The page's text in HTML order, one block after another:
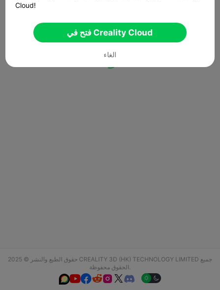
حقوق الطبع والنشر © 2025 CREALITY 3D (HK) TECHNOLOGY LIMITED جميع
الحقوق محفوظة.
  
Cloud!
فتح في Creality Cloud
الغاء